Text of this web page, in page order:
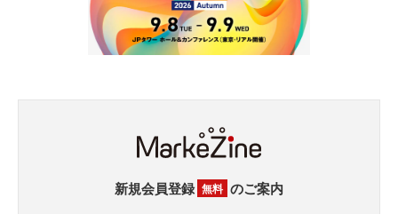
新規会員登録 無料 のご案内